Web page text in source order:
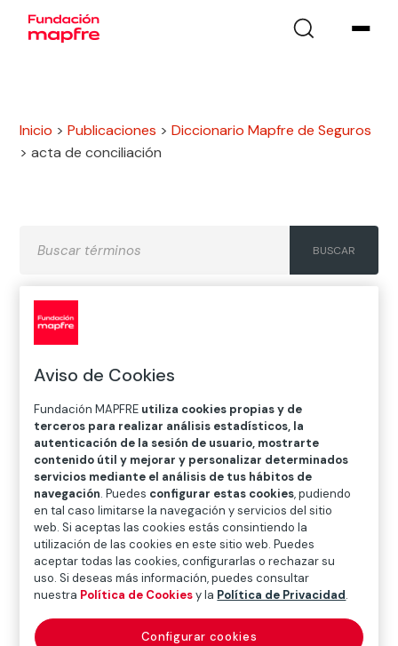
Inicio >Publicaciones >Diccionario Mapfre de Seguros
>acta de conciliación
H
J K
O
P Q R S T
U
V
W X Y Z
Diccionario de seguros
acta de conciliación
(conciliation act)
Aviso de Cookies
Fundación MAPFRE utiliza cookies propias y de
terceros para realizar análisis estadísticos, la
autenticación de la sesión de usuario, mostrarte
contenido útil y mejorar y personalizar determinados
servicios mediante el análisis de tus hábitos de
navegación. Puedes configurar estas cookies, pudiendo
en tal caso limitarse la navegación y servicios del sitio
web. Si aceptas las cookies estás consintiendo la
utilización de las cookies en este sitio web. Puedes
aceptar todas las cookies, configurarlas o rechazar su
uso. Si deseas más información, puedes consultar
nuestra Política de Cookiesy la Política de Privacidad.
Configurar cookies